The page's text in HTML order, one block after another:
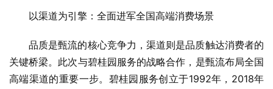
以渠道为引擎：全面进军全国高端消费场景
品质是甄流的核心竞争力，渠道则是品质触达消费者的
关键桥梁。此次与碧桂园服务的战略合作，是甄流布局全国
高端渠道的重要一步。碧桂园服务创立于1992年，2018年